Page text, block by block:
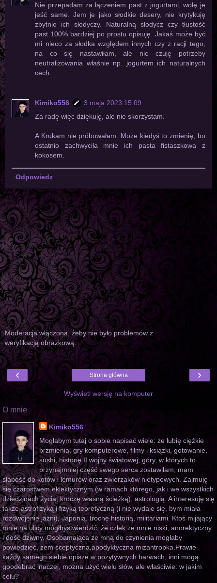
Nie przepadam za łączeniem past z jogurtami, wolę je
jeść same. Jem je jako słodkie desery, nie krytykuję
zbytnio ich słodyczy. Naturalną słodycz czy tłustość
past 100% bardziej po prostu opisuję. Jakaś może być
mi nieco za słodka względem innych czy z racji tego,
na co się nastawiłam, ale nie czuję potrzeby
neutralizowania właśnie np. jogurtem ich naturalnych
cech.
Kimiko556
3 maja 2023 15:09
Za radę więc dziękuję, ale nie skorzystam.
A Krukam nie próbowałam. Może kiedyś to zmienię, bo
ostatnio zachwyciła mnie ich pasta fistaszkowa z
kokosem.
Odpowiedz
Moderacja włączona, żeby nie było problemów z
weryfikacją obrazkową.
‹ ›
Strona główna
Wyświetl wersję na komputer
O mnie
Kimiko556
Mogłabym tutaj o sobie napisać wiele: że lubię ciężkie
brzmienia, gry komputerowe, filmy i książki, gotowanie,
sushi, historię II wojny światowej; góry, w których to
przynajmniej część swego serca zostawiłam; mam
słabość do kotów i lemurów oraz zwierzaków nietypowych. Zajmuję
się czarostwem eklektycznym (w ramach którego, jak i we wszystkich
dziedzinach życia, kroczę własną ścieżką), astrologią. A interesuję się
także astrofizyką i fizyką teoretyczną (i nie wydaje się, bym miała
rozdwojenie jaźni), Japonią, trochę historią, militariami. Ktoś mijający
mnie na ulicy mógłbystwierdzić, że człek ze mnie niski, anorektyczny
i dość dziwny. Osobamająca ze mną do czynienia mogłaby
powiedzieć, żem sceptyczna,apodyktyczna mizantropka.Prawie
każdy samego siebie opisze w pozytywnych barwach, inni mogą
goodebrać inaczej, można użyć wielu słów, ale właściwie: w jakim
celu?